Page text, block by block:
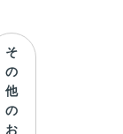
そ
の
他
の
お